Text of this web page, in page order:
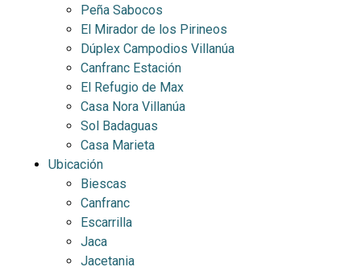
Peña Sabocos
El Mirador de los Pirineos
Dúplex Campodios Villanúa
Canfranc Estación
El Refugio de Max
Casa Nora Villanúa
Sol Badaguas
Casa Marieta
Ubicación
Biescas
Canfranc
Escarrilla
Jaca
Jacetania